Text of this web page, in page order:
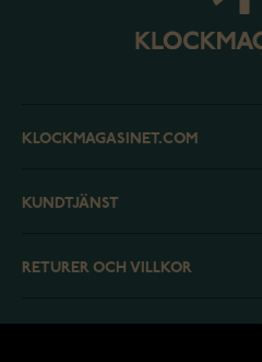
KLOCKMAGASINET.COM
KUNDTJÄNST
RETURER OCH VILLKOR